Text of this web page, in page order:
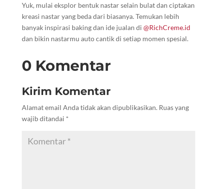
Yuk, mulai eksplor bentuk nastar selain bulat dan ciptakan
kreasi nastar yang beda dari biasanya. Temukan lebih
banyak inspirasi baking dan ide jualan di @RichCreme.id
dan bikin nastarmu auto cantik di setiap momen spesial.
0 Komentar
Kirim Komentar
Alamat email Anda tidak akan dipublikasikan. Ruas yang
wajib ditandai *